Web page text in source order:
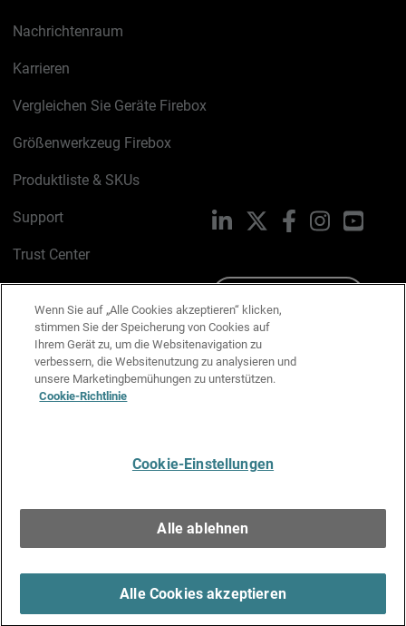
Nachrichtenraum
Karrieren
Vergleichen Sie Geräte Firebox
Größenwerkzeug Firebox
Produktliste & SKUs
Support
Trust Center
Cookie-Richtlinie
Datenschutzrichtlinie
Media & Brand Kit
LinkedIn FacebookInstagram
Wenn Sie auf „Alle Cookies akzeptieren“ klicken,
stimmen Sie der Speicherung von Cookies auf
Ihrem Gerät zu, um die Websitenavigation zu
verbessern, die Websitenutzung zu analysieren und
unsere Marketingbemühungen zu unterstützen.
Cookie-Richtlinie
Cookie-Einstellungen
Alle ablehnen
Alle Cookies akzeptieren